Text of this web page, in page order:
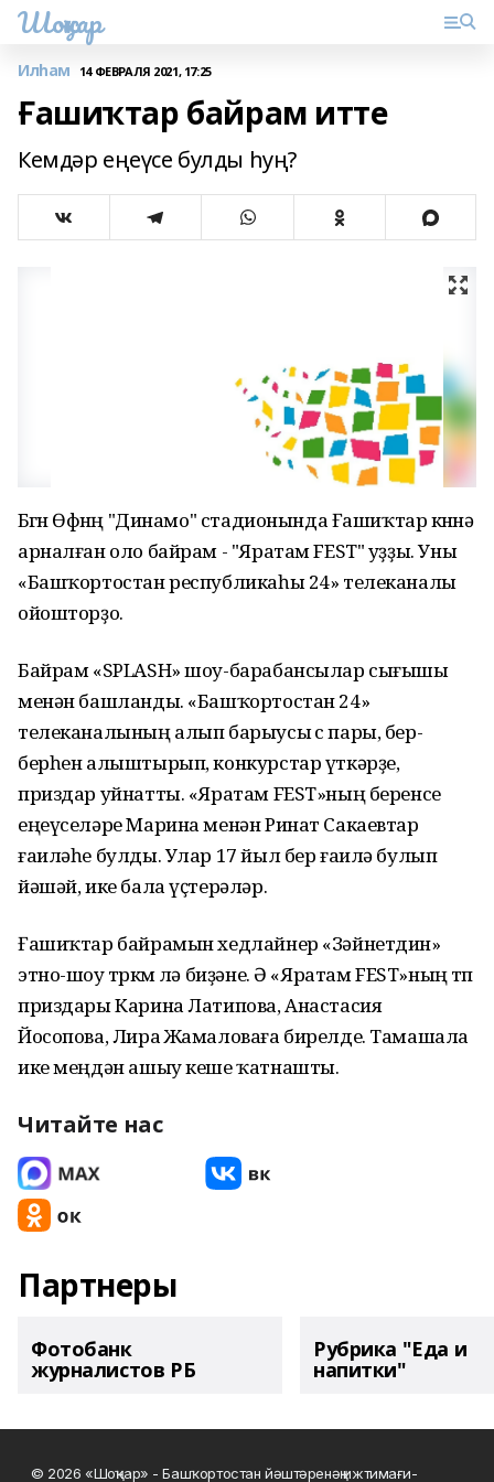
Шоңҡар
Илһам 14 ФЕВРАЛЯ 2021, 17:25
Ғашиҡтар байрам итте
Кемдәр еңеүсе булды һуң?
Бөгөн Өфөнөң "Динамо" стадионында Ғашиҡтар көнөнә
арналған оло байрам - "Яратам FEST" уҙҙы. Уны
«Башҡортостан республикаһы 24» телеканалы
ойошторҙо.
Байрам «SPLASH» шоу-барабансылар сығышы
менән башланды. «Башҡортостан 24»
телеканалының алып барыусы өс пары, бер-
берһен алыштырып, конкурстар үткәрҙе,
приздар уйнатты. «Яратам FEST»ның беренсе
еңеүселәре Марина менән Ринат Сакаевтар
ғаиләһе булды. Улар 17 йыл бер ғаилә булып
йәшәй, ике бала үҫтерәләр.
Ғашиҡтар байрамын хедлайнер «Зәйнетдин»
этно-шоу төркөмө лә биҙәне. Ә «Яратам FEST»ның төп
приздары Карина Латипова, Анастасия
Йосопова, Лира Жамаловаға бирелде. Тамашала
ике меңдән ашыу кеше ҡатнашты.
Читайте нас
Партнеры
Фотобанк
журналистов РБ
Рубрика "Еда и
напитки"
© 2026 «Шоңҡар» - Башҡортостан йәштәренәң ижтимағи-